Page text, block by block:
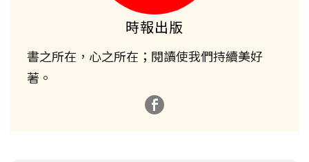
時報出版
書之所在，心之所在；閱讀使我們持續美好
著。